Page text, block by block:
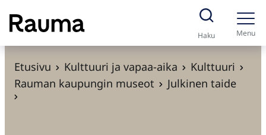
S
i
Haku Menu
Etusivu Kulttuuri ja vapaa-aika
Kulttuuri
Rauman kaupungin museot
Julkinen taide